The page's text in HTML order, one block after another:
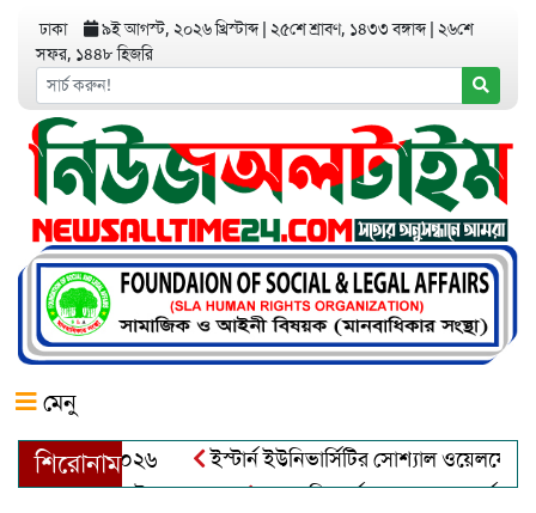
ঢাকা ৯ই আগস্ট, ২০২৬ খ্রিস্টাব্দ ২৫শে শ্রাবণ, ১৪৩৩ বঙ্গাব্দ ২৬শে
সফর, ১৪৪৮ হিজরি
মেনু
শিরোনাম
ইস্টার্ন ইউনিভার্সিটির সোশ্যাল ওয়েলফেয়ার
খালেক এর ইন্তেকাল
আত্মশুদ্ধি অর্জন ও অশুভকে বর্জন করে